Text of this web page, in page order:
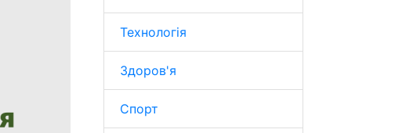
Технологія
Здоров'я
Спорт